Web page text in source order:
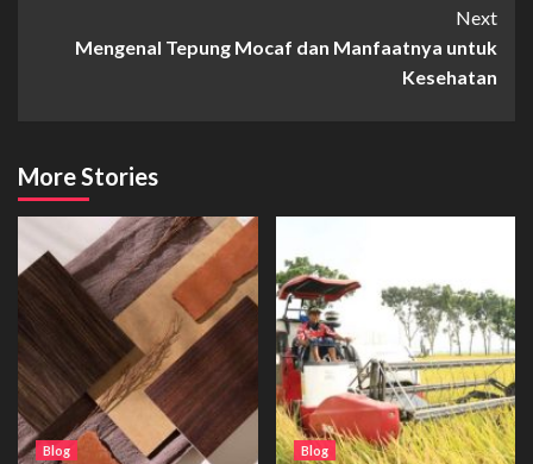
Next
Mengenal Tepung Mocaf dan Manfaatnya untuk
Kesehatan
More Stories
Blog Blog